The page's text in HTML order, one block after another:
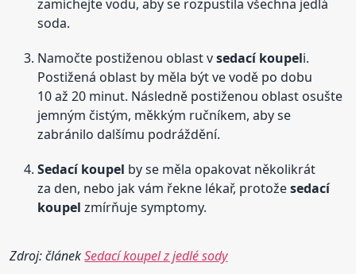
zamíchejte vodu, aby se rozpustila všechna jedlá
soda.
Namočte postiženou oblast vsedací koupeli.
Postižená oblast by měla být ve vodě po dobu
10 až 20 minut. Následně postiženou oblast osušte
jemným čistým, měkkým ručníkem, aby se
zabránilo dalšímu podráždění.
Sedací koupel by se měla opakovat několikrát
za den, nebo jak vám řekne lékař, protožesedací
koupel zmírňuje symptomy.
Zdroj: článekSedací koupel z jedlé sody